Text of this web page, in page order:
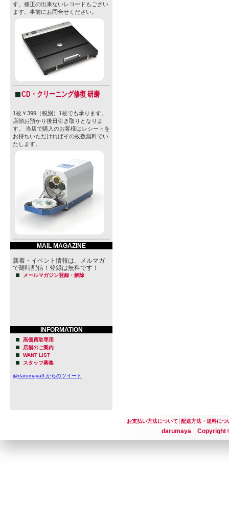
す。修正の出来ないレコードもござい
ます。事前にお問合せください。
CD・クリーニング修復 研磨
1枚￥399（税別）1枚でも承ります。
店頭お預かり後日引き取りとなりま
す。 当店で購入のお客様はレシートを
お持ちいただければその枚数無料でい
たします。
MAIL MAGAZINE
新着・イベント情報は、メルマガ
で随時配信！登録は無料です！
メールマガジン登録・解除
INFORMATION
高価買取専用
店舗のご案内
WANT LIST
スタッフ募集
@darumaya3 からのツイート
お支払い方法について│ 配送方法・送料につ
darumaya Copyright